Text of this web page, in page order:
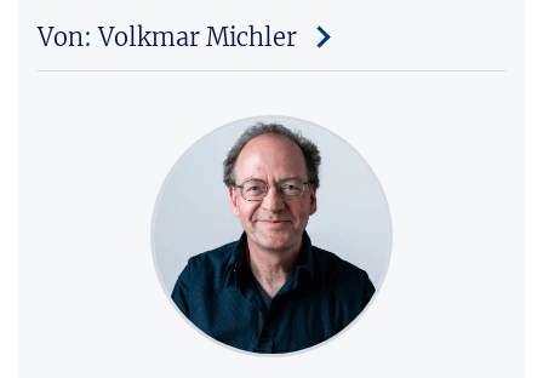
Von: Volkmar Michler